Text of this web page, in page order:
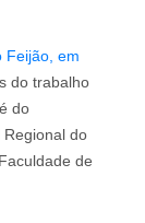
Feijão, em
do trabalho
do
do
de